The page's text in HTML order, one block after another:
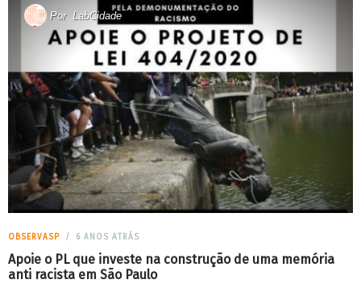
Por LabCidade
OBSERVASP 6 ANOS ATRÁS
Apoie o PL que investe na construção de uma memória
anti racista em São Paulo